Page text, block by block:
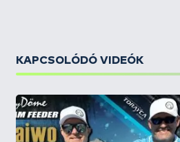
KAPCSOLÓDÓ VIDEÓK